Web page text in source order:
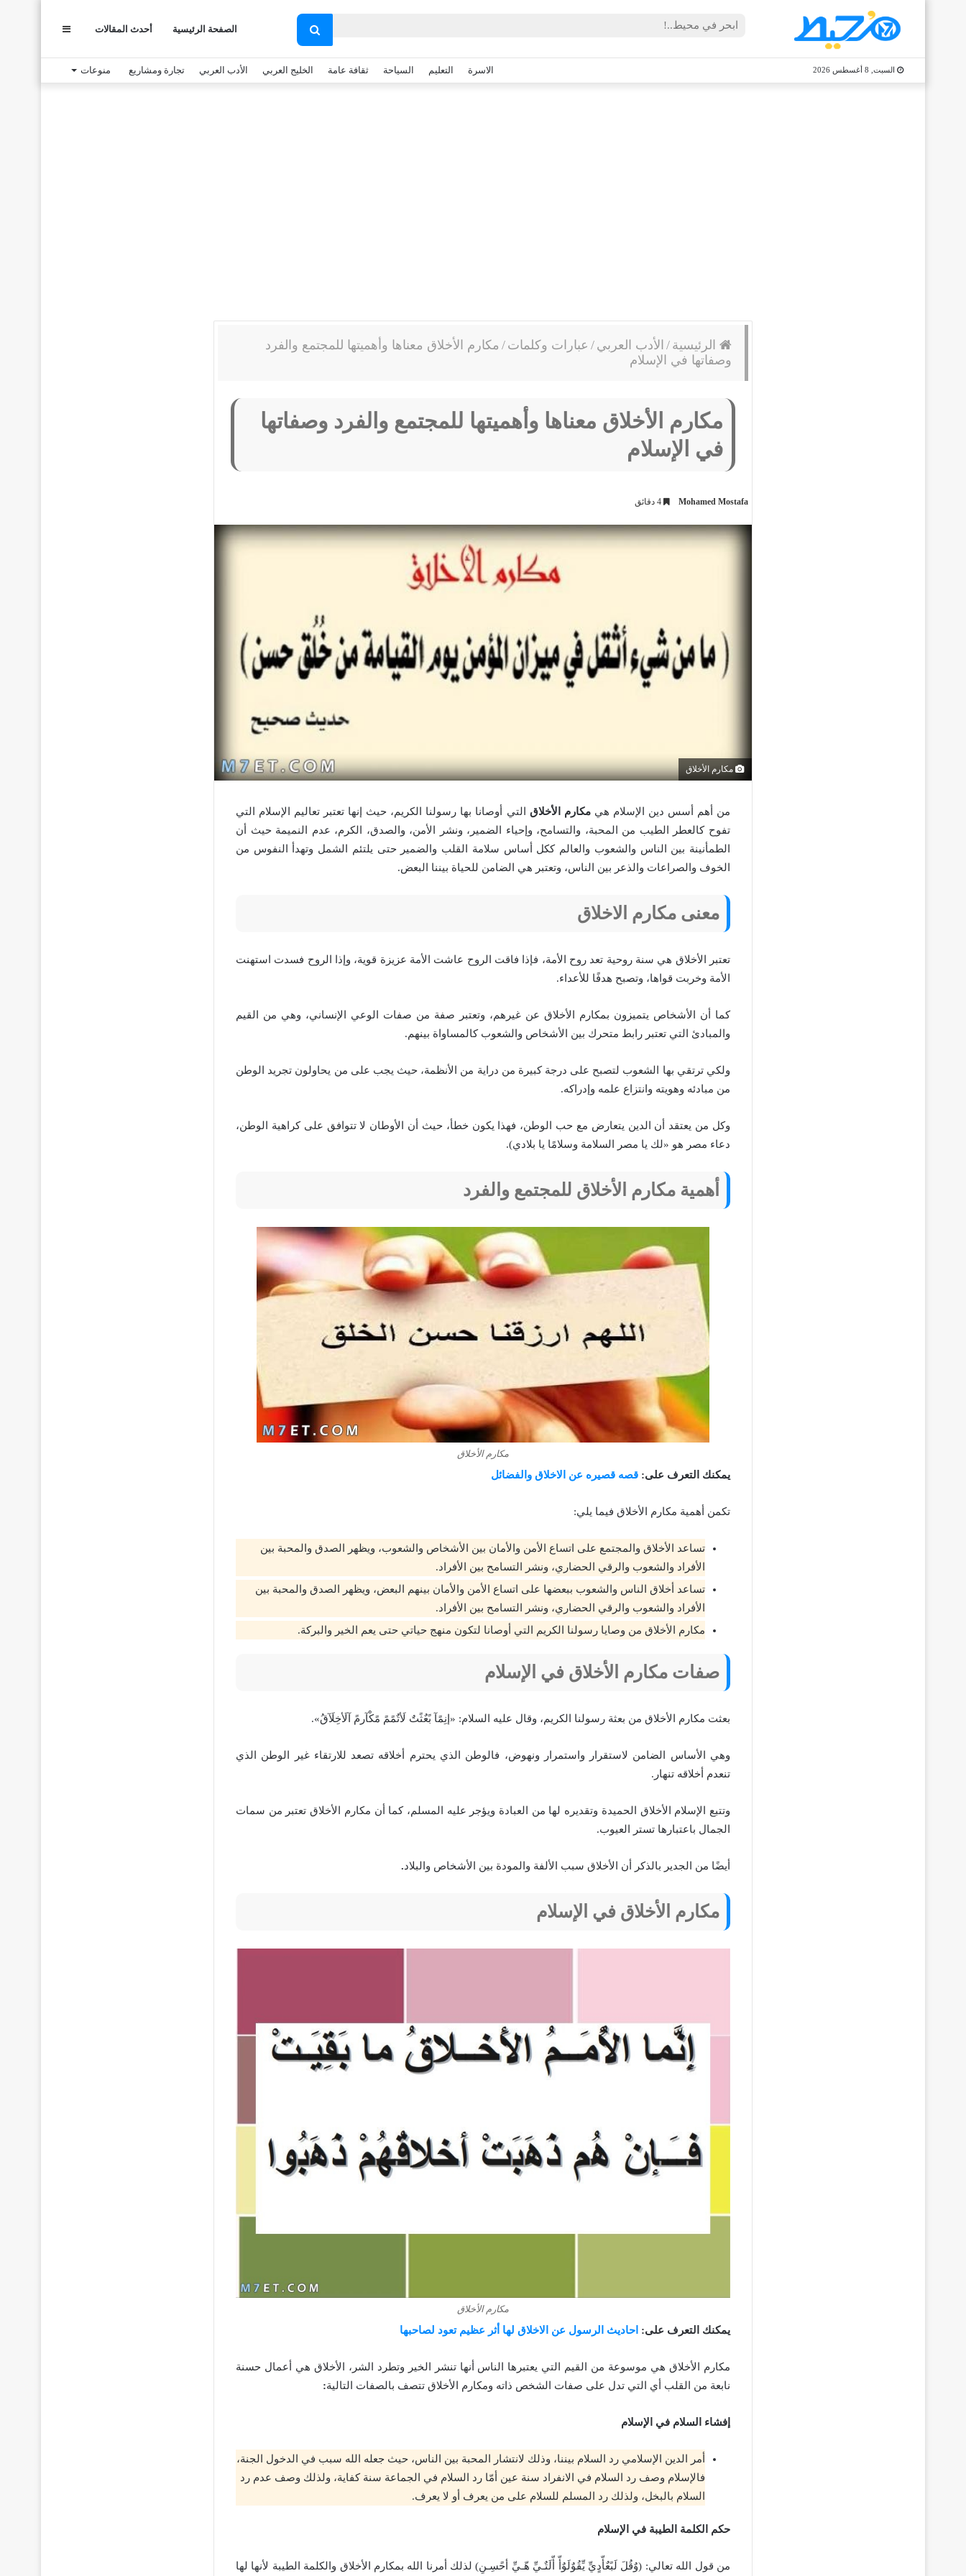
بحث
عن
الصفحة الرئيسية أحدث المقالات
السبت, 8 أغسطس 2026 الاسرة التعليم السياحة ثقافة عامة الخليج العربي الأدب العربي تجارة ومشاريع منوعات
الرئيسية / الأدب العربي / عبارات وكلمات / مكارم الأخلاق معناها وأهميتها للمجتمع والفرد
وصفاتها في الإسلام
مكارم الأخلاق معناها وأهميتها للمجتمع والفرد وصفاتها
في الإسلام
Mohamed Mostafa
مكارم الأخلاق
من أهم أسس دين الإسلام هيمكارم الأخلاق التي أوصانا بها رسولنا الكريم، حيث إنها تعتبر تعاليم الإسلام التي
تفوح كالعطر الطيب من المحبة، والتسامح، وإحياء الضمير، ونشر الأمن، والصدق، الكرم، عدم النميمة حيث أن
الطمأنينة بين الناس والشعوب والعالم ككل أساس سلامة القلب والضمير حتى يلتئم الشمل وتهدأ النفوس من
الخوف والصراعات والذعر بين الناس، وتعتبر هي الضامن للحياة بيننا البعض.
معنى مكارم الاخلاق
تعتبر الأخلاق هي سنة روحية تعد روح الأمة، فإذا فاقت الروح عاشت الأمة عزيزة قوية، وإذا الروح فسدت استهنت
الأمة وخربت قواها، وتصبح هدفًا للأعداء.
كما أن الأشخاص يتميزون بمكارم الأخلاق عن غيرهم، وتعتبر صفة من صفات الوعي الإنساني، وهي من القيم
والمبادئ التي تعتبر رابط متحرك بين الأشخاص والشعوب كالمساواة بينهم.
ولكي ترتقي بها الشعوب لتصبح على درجة كبيرة من دراية من الأنظمة، حيث يجب على من يحاولون تجريد الوطن
من مبادئه وهويته وانتزاع علمه وإدراكه.
وكل من يعتقد أن الدين يتعارض مع حب الوطن، فهذا يكون خطأ، حيث أن الأوطان لا تتوافق على كراهية الوطن،
دعاء مصر هو «لك يا مصر السلامة وسلامًا يا بلادي).
أهمية مكارم الأخلاق للمجتمع والفرد
مكارم الأخلاق
يمكنك التعرف على: قصه قصيره عن الاخلاق والفضائل
تكمن أهمية مكارم الأخلاق فيما يلي:
تساعد الأخلاق والمجتمع على اتساع الأمن والأمان بين الأشخاص والشعوب، ويظهر الصدق والمحبة بين
الأفراد والشعوب والرقي الحضاري، ونشر التسامح بين الأفراد.
تساعد أخلاق الناس والشعوب ببعضها على اتساع الأمن والأمان بينهم البعض، ويظهر الصدق والمحبة بين
الأفراد والشعوب والرقي الحضاري، ونشر التسامح بين الأفراد.
مكارم الأخلاق من وصايا رسولنا الكريم التي أوصانا لتكون منهج حياتي حتى يعم الخير والبركة.
صفات مكارم الأخلاق في الإسلام
بعثت مكارم الأخلاق من بعثة رسولنا الكريم، وقال عليه السلام: «إنِمًآ بًعٌثًتٌ لَأتٌمًمً مًکْآرمً آلَأخِلَآقُ».
وهي الأساس الضامن لاستقرار واستمرار ونهوض، فالوطن الذي يحترم أخلاقه تصعد للارتقاء غير الوطن الذي
تنعدم أخلاقه تنهار.
وتتبع الإسلام الأخلاق الحميدة وتقديره لها من العبادة ويؤجر عليه المسلم، كما أن مكارم الأخلاق تعتبر من سمات
الجمال باعتبارها تستر العيوب.
أيضًا من الجدير بالذكر أن الأخلاق سبب الألفة والمودة بين الأشخاص والبلاد.
مكارم الأخلاق في الإسلام
مكارم الأخلاق
يمكنك التعرف على: احاديث الرسول عن الاخلاق لها أثر عظيم تعود لصاحبها
مكارم الأخلاق هي موسوعة من القيم التي يعتبرها الناس أنها تنشر الخير وتطرد الشر، الأخلاق هي أعمال حسنة
نابعة من القلب أي التي تدل على صفات الشخص ذاته ومكارم الأخلاق تتصف بالصفات التالية:
إفشاء السلام في الإسلام
أمر الدين الإسلامي رد السلام بيننا، وذلك لانتشار المحبة بين الناس، حيث جعله الله سبب في الدخول الجنة،
فالإسلام وصف رد السلام في الانفراد سنة عين أمّا رد السلام في الجماعة سنة كفاية، ولذلك وصف عدم رد
السلام بالبخل، ولذلك رد المسلم للسلام على من يعرف أو لا يعرف.
حكم الكلمة الطيبة في الإسلام
من قول الله تعالي: (وٌقُلَ لَبًعٌأّدٍيِّ يِّقُوٌلَوٌأّ أّلَتٌـيِّ هّـيِّ أحًسِـنِ) لذلك أمرنا الله بمكارم الأخلاق والكلمة الطيبة لأنها لها